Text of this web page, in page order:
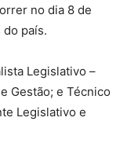
no dia 8 de
do país.
Legislativo –
Gestão; e Técnico
Legislativo e